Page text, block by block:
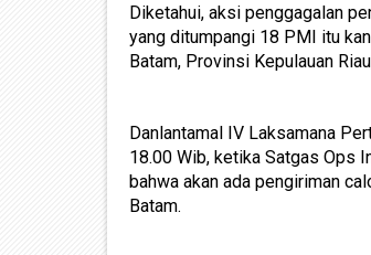
Diketahui, aksi penggagalan
yang ditumpangi 18 PMI itu
Batam, Provinsi Kepulauan
Danlantamal IV Laksamana
18.00 Wib, ketika Satgas Ops
bahwa akan ada pengiriman
Batam.